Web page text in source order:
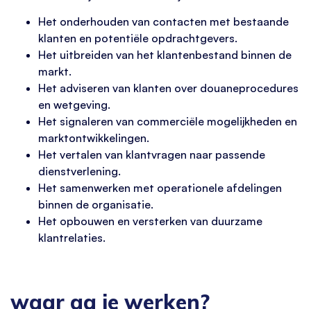
Het onderhouden van contacten met bestaande
klanten en potentiële opdrachtgevers.
Het uitbreiden van het klantenbestand binnen de
markt.
Het adviseren van klanten over douaneprocedures
en wetgeving.
Het signaleren van commerciële mogelijkheden en
marktontwikkelingen.
Het vertalen van klantvragen naar passende
dienstverlening.
Het samenwerken met operationele afdelingen
binnen de organisatie.
Het opbouwen en versterken van duurzame
klantrelaties.
waar ga je werken?